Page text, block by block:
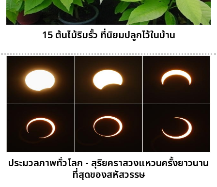
15 ต้นไม้ริมรั้ว ที่นิยมปลูกไว้ในบ้าน
ประมวลภาพทั่วโลก - สุริยคราสวงแหวนครั้งยาวนาน
ที่สุดของสหัสวรรษ